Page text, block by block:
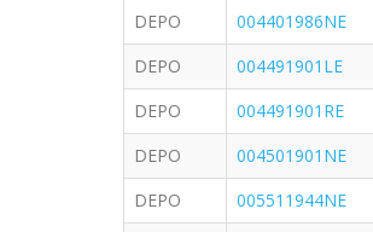
DEPO
004401986NE
DEPO
004491901LE
DEPO
004491901RE
DEPO
004501901NE
DEPO
005511944NE